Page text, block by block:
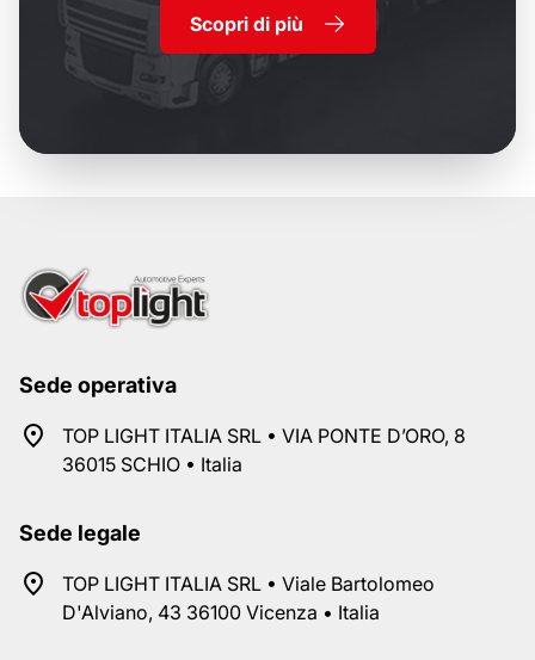
Scopri di più
Sede operativa
TOP LIGHT ITALIA SRL • VIA PONTE D’ORO, 8
36015 SCHIO • Italia
Sede legale
TOP LIGHT ITALIA SRL • Viale Bartolomeo
D'Alviano, 43 36100 Vicenza • Italia